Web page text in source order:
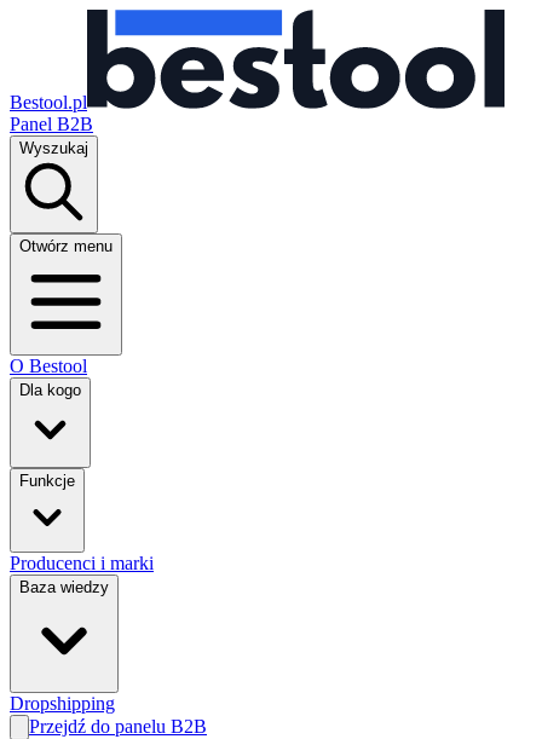
Bestool.pl
Panel B2B
Wyszukaj
Otwórz menu
O Bestool
Dla kogo
Funkcje
Producenci i marki
Baza wiedzy
Dropshipping
Przejdź do panelu B2B